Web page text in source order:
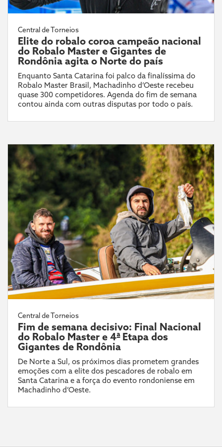
Central de Torneios
Elite do robalo coroa campeão nacional
do Robalo Master e Gigantes de
Rondônia agita o Norte do país
Enquanto Santa Catarina foi palco da finalíssima do
Robalo Master Brasil, Machadinho d’Oeste recebeu
quase 300 competidores. Agenda do fim de semana
contou ainda com outras disputas por todo o país.
Central de Torneios
Fim de semana decisivo: Final Nacional
do Robalo Master e 4ª Etapa dos
Gigantes de Rondônia
De Norte a Sul, os próximos dias prometem grandes
emoções com a elite dos pescadores de robalo em
Santa Catarina e a força do evento rondoniense em
Machadinho d’Oeste.